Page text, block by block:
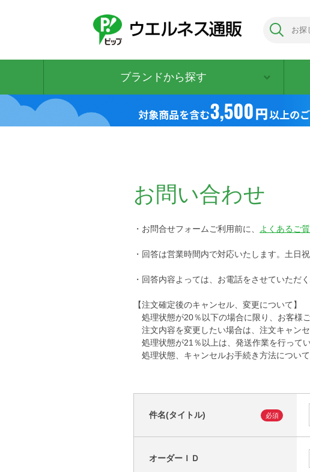
ブランドから探す
お問い合わせ
・お問合せフォームご利用前に、 よくあるご
・回答は営業時間内で対応いたします。土日
・回答内容よっては、お電話をさせていただ
【注文確定後のキャンセル、変更について】
処理状態が20％以下の場合に限り、お客様
注文内容を変更したい場合は、注文キャンセ
処理状態が21％以上は、発送作業を行って
処理状態、キャンセルお手続き方法につい
件名(タイトル)
オーダーＩＤ